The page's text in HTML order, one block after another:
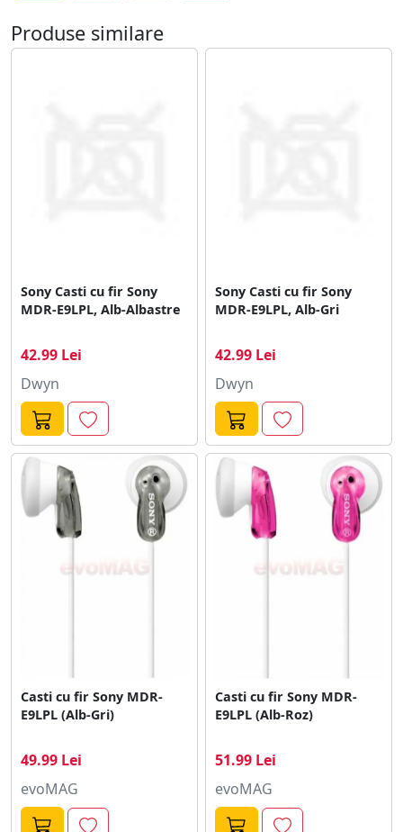
Produse similare
Sony Casti cu fir Sony
MDR-E9LPL, Alb-Albastre
42.99 Lei
Dwyn
Sony Casti cu fir Sony
MDR-E9LPL, Alb-Gri
42.99 Lei
Dwyn
Casti cu fir Sony MDR-
E9LPL (Alb-Gri)
49.99 Lei
evoMAG
Casti cu fir Sony MDR-
E9LPL (Alb-Roz)
51.99 Lei
evoMAG